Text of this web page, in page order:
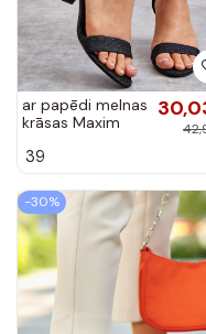
ar papēdi melnas
krāsas Maxim
39
-30%